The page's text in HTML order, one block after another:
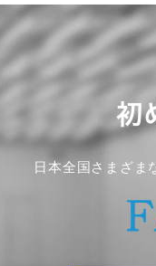
初
日本全国さまざま